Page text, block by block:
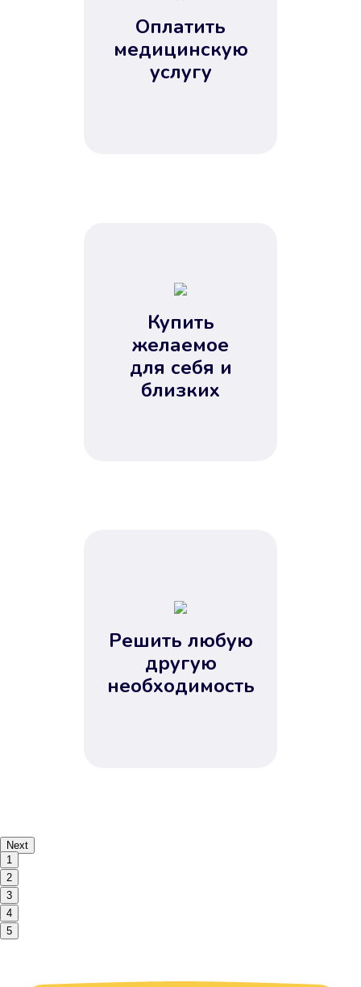
Оплатить
медицинскую
услугу
Купить
желаемое
для себя и
близких
Решить любую
другую
необходимость
Next
1
2
3
4
5